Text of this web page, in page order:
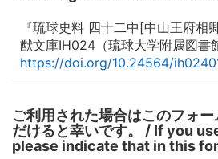
『琉球史料 四十二中[中山王府相
猷文庫IH024（琉球大学附属図書
https://doi.org/10.24564/
ご利用された場合はこのフォ
だけると幸いです。 / If you
please indicate that in this